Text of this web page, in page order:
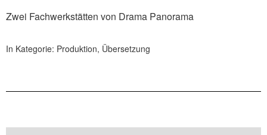
Zwei Fachwerkstätten von Drama Panorama
In Kategorie: Produktion, Übersetzung